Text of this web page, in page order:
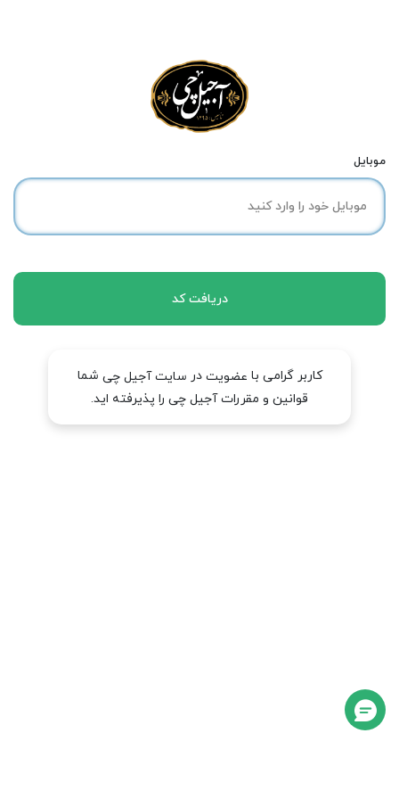
موبایل
دریافت کد
کاربر گرامی با عضویت در سایت آجیل چی شما
قوانین و مقررات آجیل چی را پذیرفته اید.